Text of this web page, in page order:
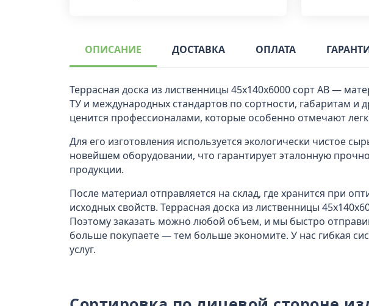
ОПИСАНИЕ ДОСТАВКА ОПЛАТА
Террасная доска из лиственницы 45x140х6000 cорт АВ —
ТУ и международных стандартов по сортности, габаритам и
ценится профессионалами, которые особенно отмечают
Для его изготовления используется экологически чистое
новейшем оборудовании, что гарантирует эталонную
продукции.
После материал отправляется на склад, где хранится при
исходных свойств. Террасная доска из лиственницы
Поэтому заказать можно любой объем, и мы быстро
больше покупаете — тем больше экономите. У нас гибкая
услуг.